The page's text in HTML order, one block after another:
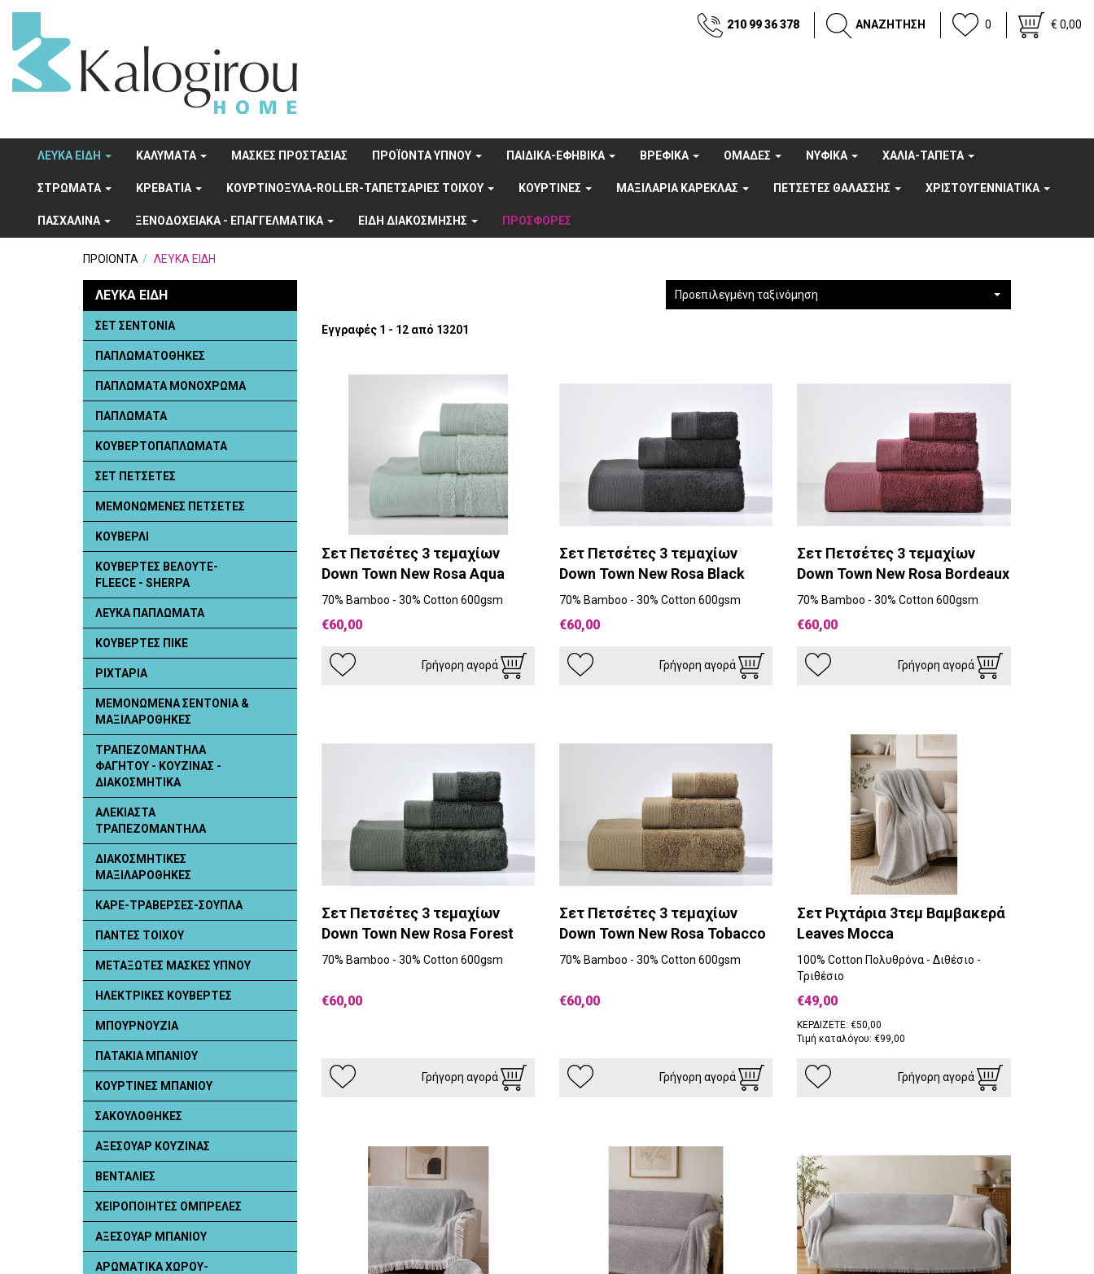
210 99 36 378 ΑΝΑΖΗΤΗΣΗ 0 € 0,00
ΛΕΥΚΑ ΕΙΔΗ ΚΑΛΥΜΑΤΑ ΜΑΣΚΕΣ ΠΡΟΣΤΑΣΙΑΣ ΠΡΟΪΟΝΤΑ ΥΠΝΟΥ ΠΑΙΔΙΚΑ-ΕΦΗΒΙΚΑ ΒΡΕΦΙΚΑ OΜΑΔΕΣ ΝΥΦΙΚΑ ΧΑΛΙΑ-ΤΑΠΕΤΑ
ΣΤΡΩΜΑΤΑ ΚΡΕΒΑΤΙΑ ΚΟΥΡΤΙΝΟΞΥΛΑ-ROLLER-ΤΑΠΕΤΣΑΡΙΕΣ ΤΟΙΧΟΥ ΚΟΥΡΤΙΝΕΣ ΜΑΞΙΛΑΡΙΑ ΚΑΡΕΚΛΑΣ ΠΕΤΣΕΤΕΣ ΘΑΛΑΣΣΗΣ ΧΡΙΣΤΟΥΓΕΝΝΙΑΤΙΚΑ
ΠΑΣΧΑΛΙΝΑ ΞΕΝΟΔΟΧΕΙΑΚA - ΕΠΑΓΓΕΛΜΑΤΙΚΑ ΕΙΔΗ ΔΙΑΚΟΣΜΗΣΗΣ ΠΡΟΣΦΟΡΕΣ
ΠΡΟΙΟΝΤΑ ΛΕΥΚΑ ΕΙΔΗ
ΛΕΥΚΑ ΕΙΔΗ
ΣΕΤ ΣΕΝΤΟΝΙΑ
ΠΑΠΛΩΜΑΤΟΘΗΚΕΣ
ΠΑΠΛΩΜΑΤΑ ΜΟΝΟΧΡΩΜΑ
ΠΑΠΛΩΜΑΤΑ
ΚΟΥΒΕΡΤΟΠΑΠΛΩΜΑΤΑ
ΣΕΤ ΠΕΤΣΕΤΕΣ
ΜΕΜΟΝΩΜΕΝΕΣ ΠΕΤΣΕΤΕΣ
ΚΟΥΒΕΡΛΙ
ΚΟΥΒΕΡΤΕΣ ΒΕΛΟΥΤΕ-
FLEECE - SHERPA
ΛΕΥΚΑ ΠΑΠΛΩΜΑΤΑ
ΚΟΥΒΕΡΤΕΣ ΠΙΚΕ
ΡΙΧΤΑΡΙΑ
ΜΕΜΟΝΩΜΕΝΑ ΣΕΝΤΟΝΙΑ &
ΜΑΞΙΛΑΡΟΘΗΚΕΣ
ΤΡΑΠΕΖΟΜΑΝΤΗΛΑ
ΦΑΓΗΤΟΥ - ΚΟΥΖΙΝΑΣ -
ΔΙΑΚΟΣΜΗΤΙΚΑ
ΑΛΕΚΙΑΣΤΑ
ΤΡΑΠΕΖΟΜΑΝΤΗΛΑ
ΔΙΑΚΟΣΜΗΤΙΚΕΣ
ΜΑΞΙΛΑΡΟΘΗΚΕΣ
ΚΑΡΕ-ΤΡΑΒΕΡΣΕΣ-ΣΟΥΠΛΑ
ΠΑΝΤΕΣ ΤΟΙΧΟΥ
ΜΕΤΑΞΩΤΕΣ ΜΑΣΚΕΣ ΥΠΝΟΥ
ΗΛΕΚΤΡΙΚΕΣ ΚΟΥΒΕΡΤΕΣ
ΜΠΟΥΡΝΟΥΖΙΑ
ΠΑΤΑΚΙΑ ΜΠΑΝΙΟΥ
ΚΟΥΡΤΙΝΕΣ ΜΠΑΝΙΟΥ
ΣΑΚΟΥΛΟΘΗΚΕΣ
ΑΞΕΣΟΥΑΡ ΚΟΥΖΙΝΑΣ
ΒΕΝΤΑΛΙΕΣ
ΧΕΙΡΟΠΟΙΗΤΕΣ ΟΜΠΡΕΛΕΣ
ΑΞΕΣΟΥΑΡ ΜΠΑΝΙΟΥ
ΑΡΩΜΑΤΙΚΑ ΧΩΡΟΥ-
Προεπιλεγμένη ταξινόμηση
Εγγραφές 1 - 12 από 13201
Σετ Πετσέτες 3 τεμαχίων
Down Town New Rosa Aqua
70% Bamboo - 30% Cotton 600gsm
€60,00
Γρήγορη αγορά
Σετ Πετσέτες 3 τεμαχίων
Down Town New Rosa Black
70% Bamboo - 30% Cotton 600gsm
€60,00
Γρήγορη αγορά
Σετ Πετσέτες 3 τεμαχίων
Down Town New Rosa Bordeaux
70% Bamboo - 30% Cotton 600gsm
€60,00
Γρήγορη αγορά
Σετ Πετσέτες 3 τεμαχίων
Down Town New Rosa Forest
70% Bamboo - 30% Cotton 600gsm
€60,00
Γρήγορη αγορά
Σετ Πετσέτες 3 τεμαχίων
Down Town New Rosa Tobacco
70% Bamboo - 30% Cotton 600gsm
€60,00
Γρήγορη αγορά
Σετ Ριχτάρια 3τεμ Βαμβακερά
Leaves Mocca
100% Cotton Πολυθρόνα - Διθέσιο -
Τριθέσιο
€49,00
ΚΕΡΔΙΖΕΤΕ: €50,00
Τιμή καταλόγου: €99,00
Γρήγορη αγορά